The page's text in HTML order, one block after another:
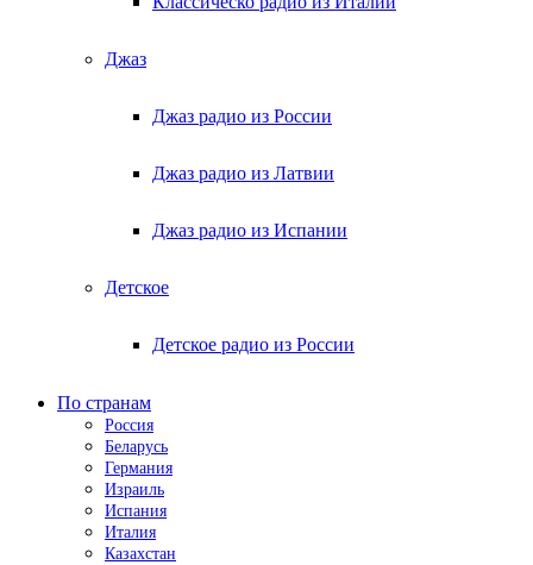
Джаз
Джаз радио из России
Джаз радио из Латвии
Джаз радио из Испании
Детское
Детское радио из России
По странам
Россия
Беларусь
Германия
Израиль
Испания
Италия
Казахстан